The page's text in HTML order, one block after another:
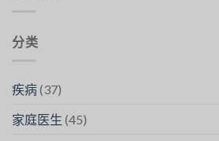
分类
疾病(37)
家庭医生 (45)